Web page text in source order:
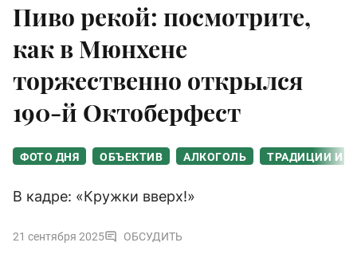
Пиво рекой: посмотрите,
как в Мюнхене
торжественно открылся
190-й Октоберфест
ФОТО ДНЯ ОБЪЕКТИВ АЛКОГОЛЬ ТРАДИЦИИ И
В кадре: «Кружки вверх!»
21 сентября 2025 ОБСУДИТЬ